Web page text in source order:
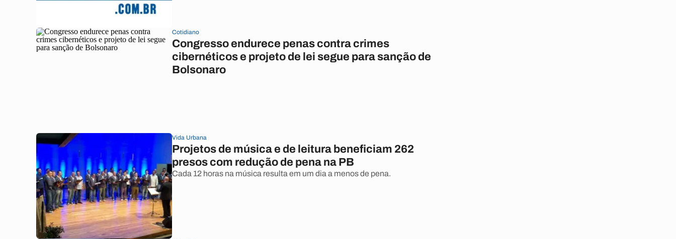
Cotidiano
Congresso endurece penas contra crimes
cibernéticos e projeto de lei segue para sanção de
Bolsonaro
Vida Urbana
Projetos de música e de leitura beneficiam 262
presos com redução de pena na PB
Cada 12 horas na música resulta em um dia a menos de pena.